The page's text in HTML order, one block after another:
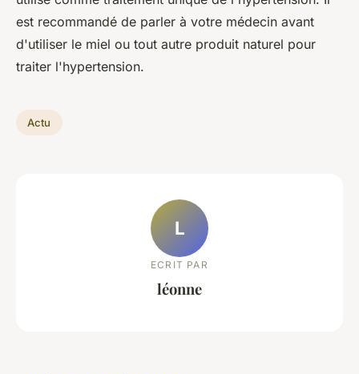
est recommandé de parler à votre médecin avant
d'utiliser le miel ou tout autre produit naturel pour
traiter l'hypertension.
Actu
L
ECRIT PAR
léonne